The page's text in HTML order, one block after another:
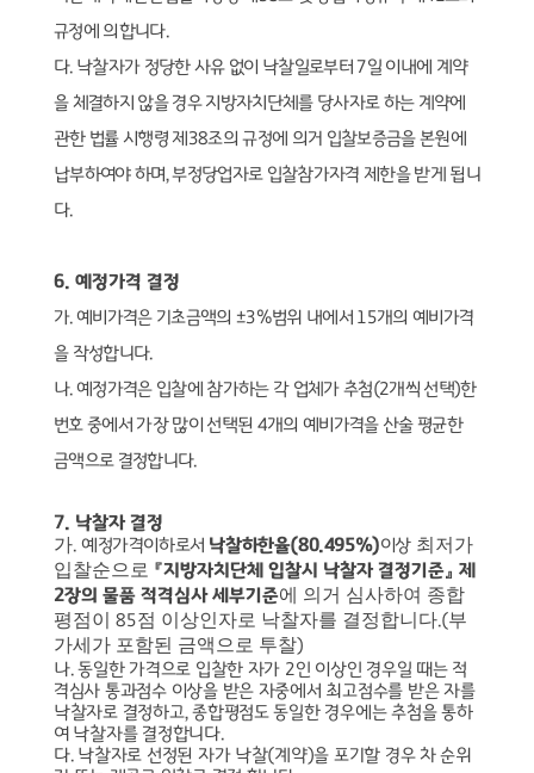
규정에 의합니다.
다. 낙찰자가 정당한 사유 없이 낙찰일로부터7일 이내에 계약
을 체결하지 않을 경우 지방자치단체를 당사자로 하는 계약에
관한 법률 시행령 제 38조의 규정에 의거 입찰보증금을 본원에
납부하여야 하며,부정당업자로 입찰참가자격 제한을 받게 됩니
다.
6. 예정가격 결정
가.예비가격은 기초금액의±3%범위 내에서 15개의 예비가격
을 작성합니다.
나.예정가격은 입찰에 참가하는 각 업체가 추첨(2개씩 선택)한
번호 중에서 가장 많이 선택된 4개의 예비가격을 산술 평균한
금액으로 결정합니다.
7. 낙찰자 결정
가. 예정가격이하로서 낙찰하한율(80.495%)이상 최저가
입찰순으로 『지방자치단체 입찰시 낙찰자 결정기준』 제
2장의 물품 적격심사 세부기준에 의거 심사하여 종합
평점이 85점 이상인자로 낙찰자를 결정합니다.(부
가세가 포함된 금액으로 투찰)
나.동일한 가격으로 입찰한 자가 2인 이상인 경우일 때는 적
격심사 통과점수 이상을 받은 자중에서 최고점수를 받은 자를
낙찰자로 결정하고,종합평점도 동일한 경우에는 추첨을 통하
여 낙찰자를 결정합니다.
다. 낙찰자로 선정된 자가 낙찰(계약)을 포기할 경우 차 순위